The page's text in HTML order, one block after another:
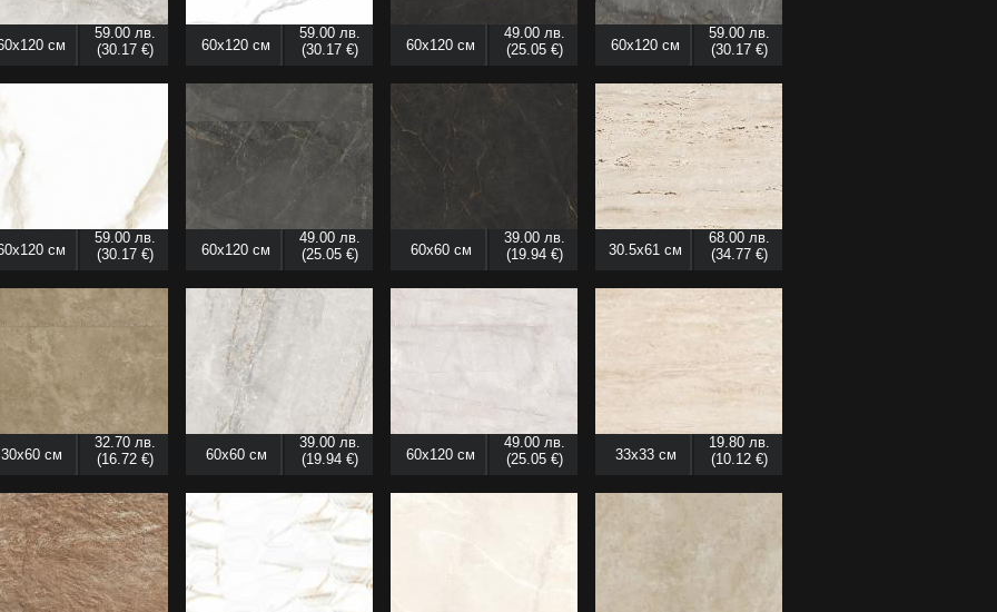
см
59.00 лв.
(30.17 €)
60x120 см
59.00 лв.
(30.17 €)
60x120 см
49.00 лв.
(25.05 €)
60x120 см
59.00 лв.
(30.17 €)
см
59.00 лв.
(30.17 €)
60x120 см
49.00 лв.
(25.05 €)
60x60 см
39.00 лв.
(19.94 €)
30.5x61 см
68.00 лв.
(34.77 €)
30x60 см
32.70 лв.
(16.72 €)
60x60 см
39.00 лв.
(19.94 €)
60x120 см
49.00 лв.
(25.05 €)
33x33 см
19.80 лв.
(10.12 €)